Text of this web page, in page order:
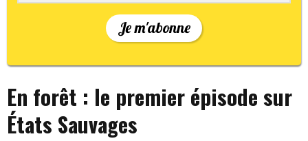
Je m'abonne
En forêt : le premier épisode sur
États Sauvages